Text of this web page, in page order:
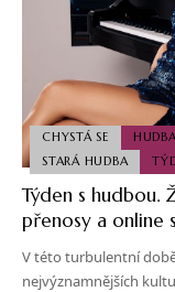
CHYSTÁ SE
STARÁ HUDBA
Týden s hudbou.
přenosy a online
V této turbulentní
nejvýznamnějších